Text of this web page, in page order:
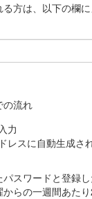
方は、以下の欄
流れ
力
レスに自動生成さ
スワードと登録
らの一週間あた